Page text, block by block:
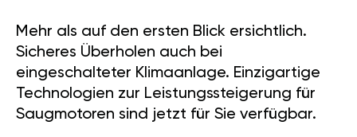
Mehr als auf den ersten Blick ersichtlich.
Sicheres Überholen auch bei
eingeschalteter Klimaanlage. Einzigartige
Technologien zur Leistungssteigerung für
Saugmotoren sind jetzt für Sie verfügbar.